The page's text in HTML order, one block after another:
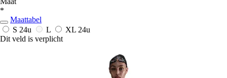
*
Maattabel
S 24u L XL 24u
Dit veld is verplicht